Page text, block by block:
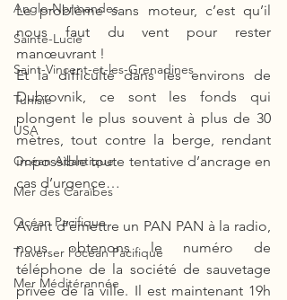
Anglo-Normandes
Sainte-Lucie
Saint-Vincent-et-les-Grenadines
Tunisie
USA
Océan Atlantique
Mer des Caraïbes
Océan Pacifique
Traverser l'océan Pacifique
Mer Méditérannée
Le problème sans moteur, c’est qu’il
nous faut du vent pour rester
manœuvrant !
Et la difficulté dans les environs de
Dubrovnik, ce sont les fonds qui
plongent le plus souvent à plus de 30
mètres, tout contre la berge, rendant
impossible toute tentative d’ancrage en
cas d’urgence…
Avant d’émettre un PAN PAN à la radio,
nous obtenons le numéro de
téléphone de la société de sauvetage
privée de la ville. Il est maintenant 19h